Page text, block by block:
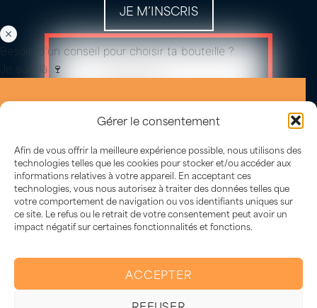
Gérer le consentement
Afin de vous offrir la meilleure expérience possible, nous utilisons des
technologies telles que les cookies pour stocker et/ou accéder aux
informations relatives à votre appareil. En acceptant ces
technologies, vous nous autorisez à traiter des données telles que
votre comportement de navigation ou vos identifiants uniques sur
ce site. Le refus ou le retrait de votre consentement peut avoir un
impact négatif sur certaines fonctionnalités et fonctions.
ACCEPTER
JE M’INSCRIS
pour la santé, à consommer avec
modération.
Besoin d'un conseil pour choisir ta bouteille ?
Je suis là 🍷